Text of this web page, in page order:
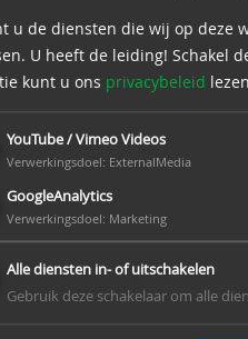
artikelnaam [mm]
lengte x
WU-150x1,5-60
WU-150x2,5-60
WU-200x1,5-60
WU-200x2,5-60
WU-250x2,5-60
WU-250x3,0-60
WU-300x3,0-60
u de diensten die wij op deze
U heeft de leiding! Schakel
kunt u ons privacybeleid
YouTube / Vimeo Videos
Verwerkingsdoel: ExternalMedia
GoogleAnalytics
Verwerkingsdoel: Marketing
Alle diensten in- of uitschakelen
Gebruik deze schakelaar om alle